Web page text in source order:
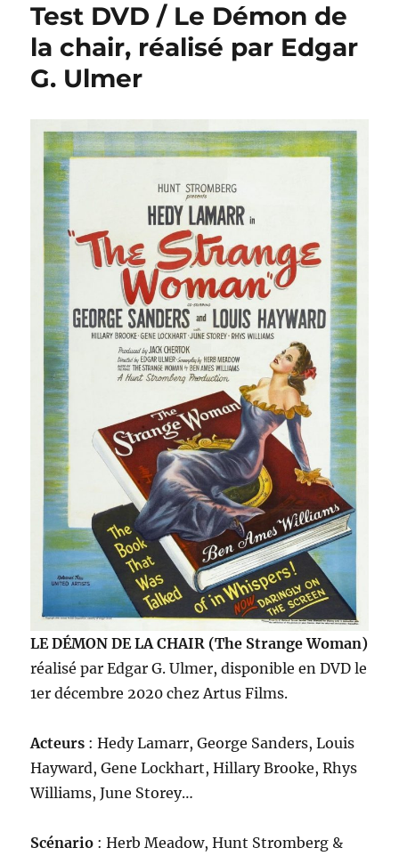
Test DVD / Le Démon de
la chair, réalisé par Edgar
G. Ulmer
LE DÉMON DE LA CHAIR (The Strange Woman)
réalisé par Edgar G. Ulmer, disponible en DVD le
1er décembre 2020 chez Artus Films.
Acteurs : Hedy Lamarr, George Sanders, Louis
Hayward, Gene Lockhart, Hillary Brooke, Rhys
Williams, June Storey…
Scénario : Herb Meadow, Hunt Stromberg &